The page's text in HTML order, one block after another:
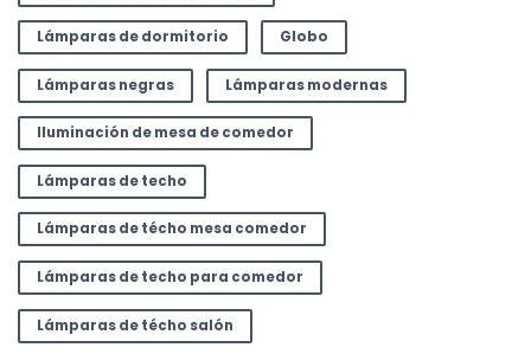
Lámparas de dormitorio Globo
Lámparas negras Lámparas modernas
Iluminación de mesa de comedor
Lámparas de techo
Lámparas de técho mesa comedor
Lámparas de techo para comedor
Lámparas de técho salón